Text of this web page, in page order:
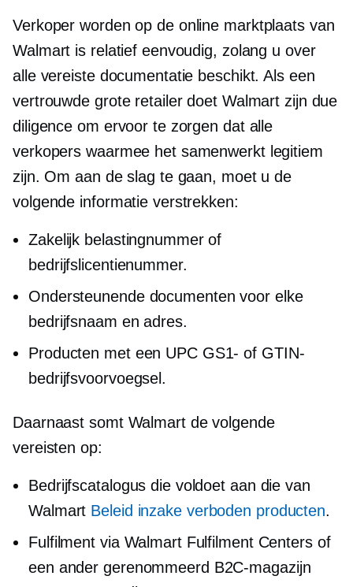
Verkoper worden op de online marktplaats van
Walmart is relatief eenvoudig, zolang u over
alle vereiste documentatie beschikt. Als een
vertrouwde grote retailer doet Walmart zijn due
diligence om ervoor te zorgen dat alle
verkopers waarmee het samenwerkt legitiem
zijn. Om aan de slag te gaan, moet u de
volgende informatie verstrekken:
Zakelijk belastingnummer of
bedrijfslicentienummer.
Ondersteunende documenten voor elke
bedrijfsnaam en adres.
Producten met een UPC GS1- of GTIN-
bedrijfsvoorvoegsel.
Daarnaast somt Walmart de volgende
vereisten op:
Bedrijfscatalogus die voldoet aan die van
Walmart Beleid inzake verboden producten.
Fulfilment via Walmart Fulfilment Centers of
een ander gerenommeerd B2C-magazijn